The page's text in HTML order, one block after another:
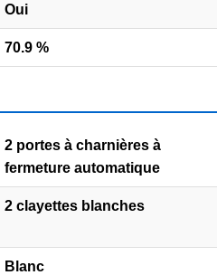
Oui
70.9 %
2 portes à charnières à
fermeture automatique
2 clayettes blanches
Blanc